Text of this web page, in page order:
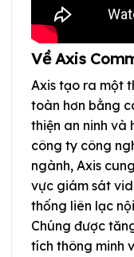
Về Axis
Axis tạo ra một
toàn hơn bằng
thiện an ninh và
công ty công
ngành, Axis
vực giám sát
thống liên lạc
Chúng được
tích thông minh